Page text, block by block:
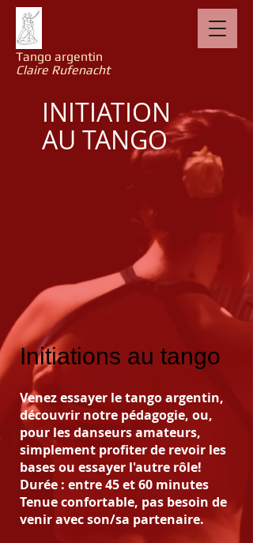
Tango argentin
Claire Rufenacht
INITIATION
AU TANGO
Initiations au tango
Venez essayer le tango argentin,
découvrir notre pédagogie, ou,
pour les danseurs amateurs,
simplement profiter de revoir les
bases ou essayer l'autre rôle!
Durée : entre 45 et 60 minutes
Tenue confortable, pas besoin de
venir avec son/sa partenaire.